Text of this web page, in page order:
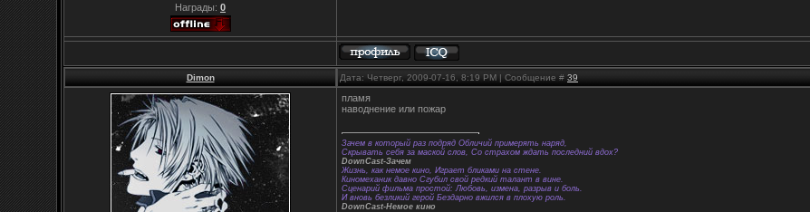
Награды: 0
Dimon Дата: Четверг, 2009-07-16, 8:19 PM | Сообщение # 39
пламя
наводнение или пожар
Зачем в который раз подряд Обличий примерять наряд,
Скрывать себя за маской слов, Со страхом ждать последний вдох?
DownCast-Зачем
Жизнь, как немое кино, Играет бликами на стене.
Киномеханик давно Сгубил свой редкий талант в вине.
Сценарий фильма простой: Любовь, измена, разрыв и боль.
И вновь безликий герой Бездарно вжился в плохую роль.
DownCast-Немое кино